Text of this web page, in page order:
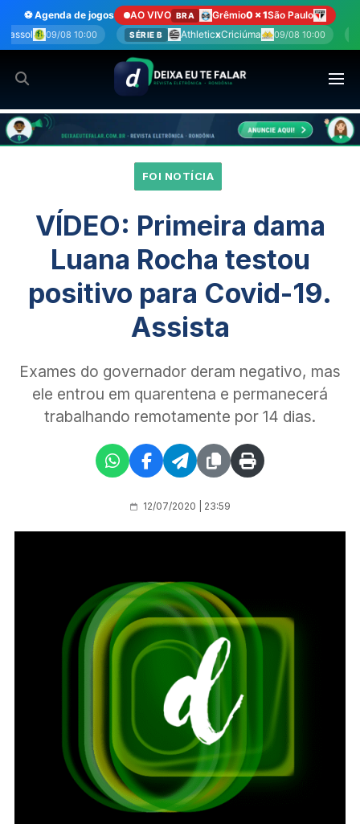
para
o
⚽ Agenda de jogos AO VIVO BRA Grêmio0 x 1São Paulo
SÉRIE B AthleticxCriciúma 09/08 10:00 BRA Bahiax Vasco 09/
FOI NOTÍCIA
VÍDEO: Primeira dama
Luana Rocha testou
positivo para Covid-19.
Assista
Exames do governador deram negativo, mas
ele entrou em quarentena e permanecerá
trabalhando remotamente por 14 dias.
12/07/2020 | 23:59